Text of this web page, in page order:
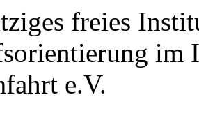
freies
im
e.V.